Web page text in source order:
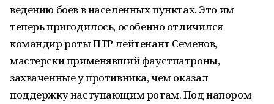
ведению боев в населенных пунктах. Это им
теперь пригодилось, особенно отличился
командир роты ПТР лейтенант Семенов,
мастерски применявший фаустпатроны,
захваченные у противника, чем оказал
поддержку наступающим ротам. Под напором